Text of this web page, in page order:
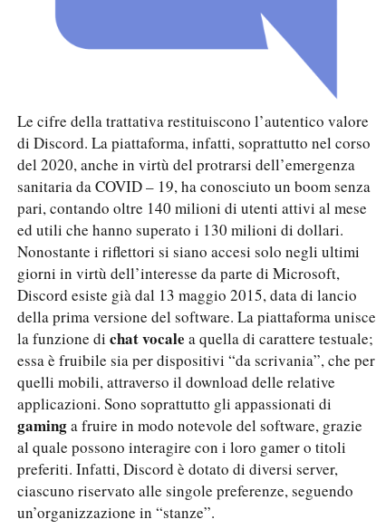
Le cifre della trattativa restituiscono l’autentico valore
di Discord. La piattaforma, infatti, soprattutto nel corso
del 2020, anche in virtù del protrarsi dell’emergenza
sanitaria da COVID – 19, ha conosciuto un boom senza
pari, contando oltre 140 milioni di utenti attivi al mese
ed utili che hanno superato i 130 milioni di dollari.
Nonostante i riflettori si siano accesi solo negli ultimi
giorni in virtù dell’interesse da parte di Microsoft,
Discord esiste già dal 13 maggio 2015, data di lancio
della prima versione del software. La piattaforma unisce
la funzione di chat vocale a quella di carattere testuale;
essa è fruibile sia per dispositivi “da scrivania”, che per
quelli mobili, attraverso il download delle relative
applicazioni. Sono soprattutto gli appassionati di
gaminga fruire in modo notevole del software, grazie
al quale possono interagire con i loro gamer o titoli
preferiti. Infatti, Discord è dotato di diversi server,
ciascuno riservato alle singole preferenze, seguendo
un’organizzazione in “stanze”.